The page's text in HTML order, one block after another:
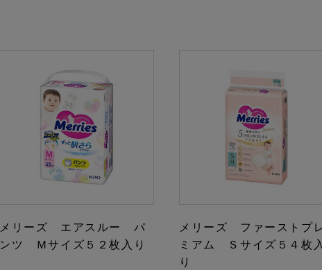
メリーズ エアスルー パ
ンツ Ｍサイズ５２枚入り
メリーズ ファーストプ
ミアム Ｓサイズ５４枚
り